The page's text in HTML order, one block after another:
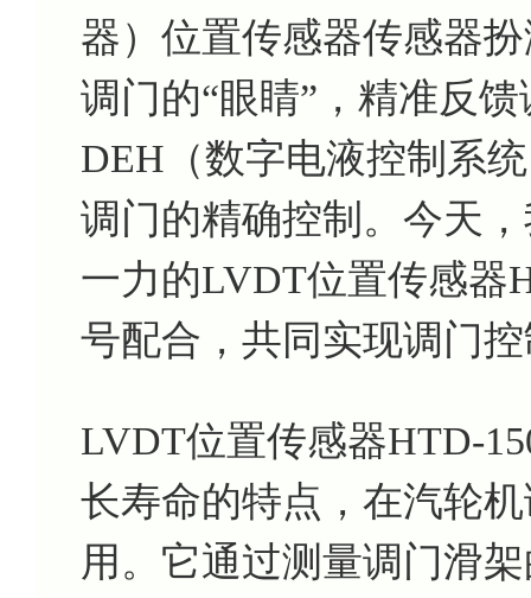
器）位置传感器传感器
调门的“眼睛”，精准反
DEH（数字电液控制系
调门的精确控制。今天
一力的LVDT位置传感器
号配合，共同实现调门
LVDT位置传感器HTD-
长寿命的特点，在汽轮
用。它通过测量调门滑